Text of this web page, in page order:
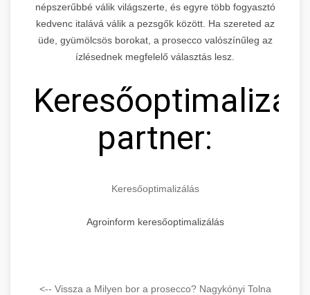
népszerűbbé válik világszerte, és egyre több fogyasztó
kedvenc italává válik a pezsgők között. Ha szereted az
üde, gyümölcsös borokat, a prosecco valószínűleg az
ízlésednek megfelelő választás lesz.
partner:
Keresőoptimalizálás
Agroinform keresőoptimalizálás
<-- Vissza a Milyen bor a prosecco? Nagykónyi Tolna